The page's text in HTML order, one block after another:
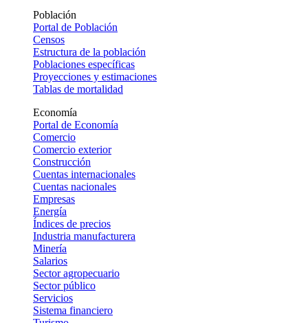
Población
Portal de Población
Censos
Estructura de la población
Poblaciones específicas
Proyecciones y estimaciones
Tablas de mortalidad
Economía
Portal de Economía
Comercio
Comercio exterior
Construcción
Cuentas internacionales
Cuentas nacionales
Empresas
Energía
Índices de precios
Industria manufacturera
Minería
Salarios
Sector agropecuario
Sector público
Servicios
Sistema financiero